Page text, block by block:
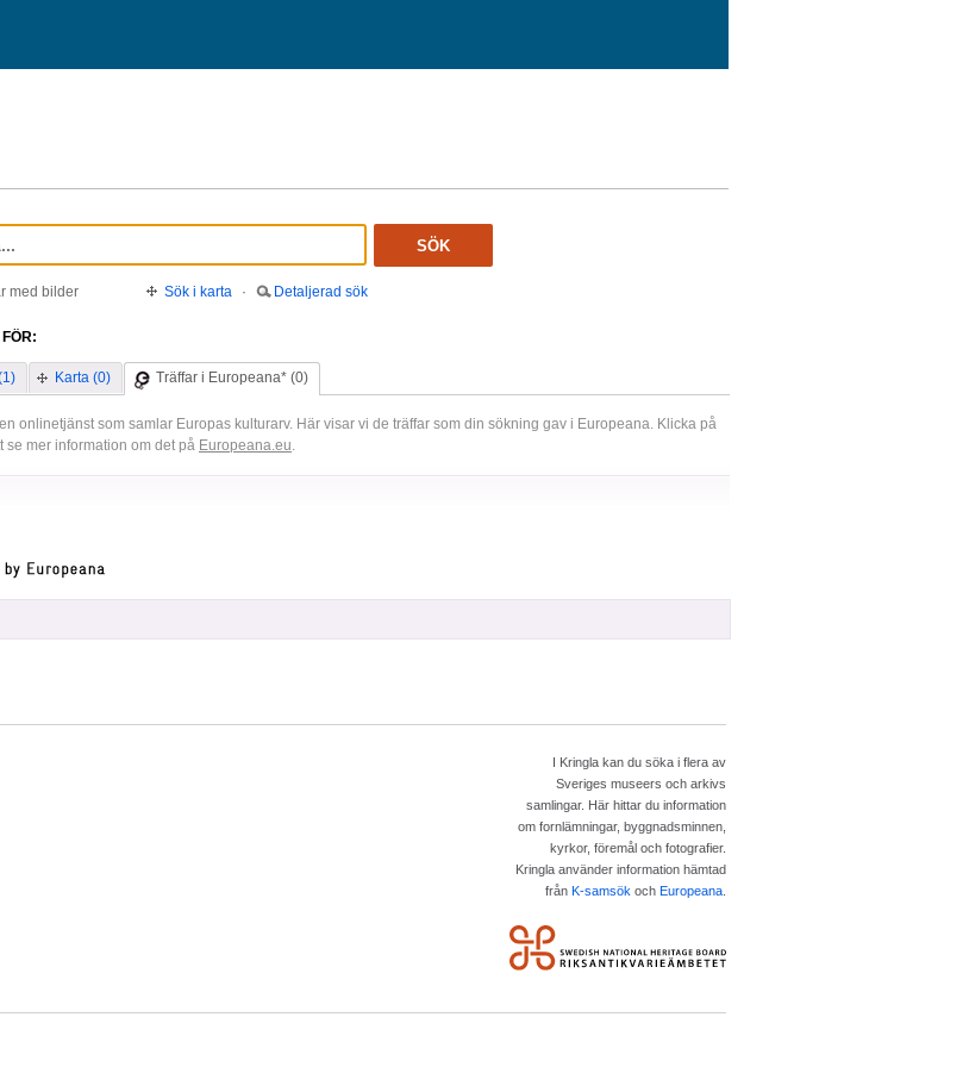
SÖK
med bilder Sök i karta · Detaljerad sök
Karta (0) Träffar i Europeana* (0)
onlinetjänst som samlar Europas kulturarv. Här visar vi de träffar som din sökning gav i Europeana. Klicka på
se mer information om det på Europeana.eu.
I Kringla kan du söka i flera av
Sveriges museers och arkivs
samlingar. Här hittar du information
om fornlämningar, byggnadsminnen,
kyrkor, föremål och fotografier.
Kringla använder information hämtad
från K-samsök och Europeana